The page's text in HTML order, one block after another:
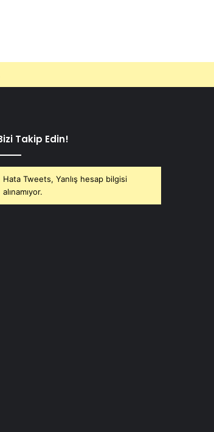
Takip Edin!
Hata Tweets, Yanlış hesap bilgisi
alınamıyor.